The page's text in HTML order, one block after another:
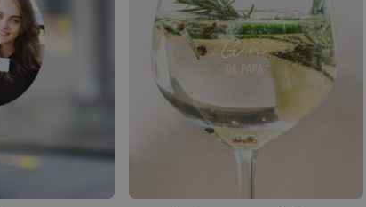
avec
29,99 €
avec